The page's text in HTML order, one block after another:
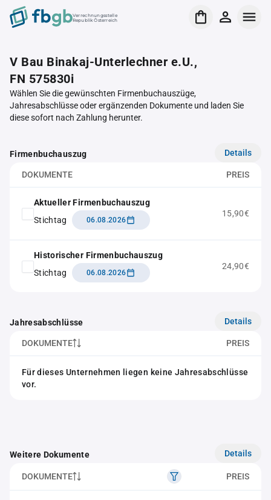
Verrechnungsstelle
Republik Österreich
V Bau Binakaj-Unterlechner e.U.,
FN 575830i
Wählen Sie die gewünschten Firmenbuchauszüge,
Jahresabschlüsse oder ergänzenden Dokumente und laden Sie
diese sofort nach Zahlung herunter.
Firmenbuchauszug Details
DOKUMENTE PREIS
Aktueller Firmenbuchauszug
Stichtag
06.08.2026
15,90€
Historischer Firmenbuchauszug
Stichtag
06.08.2026
24,90€
Jahresabschlüsse Details
DOKUMENTE PREIS
Für dieses Unternehmen liegen keine Jahresabschlüsse
vor.
Weitere Dokumente Details
DOKUMENTE PREIS